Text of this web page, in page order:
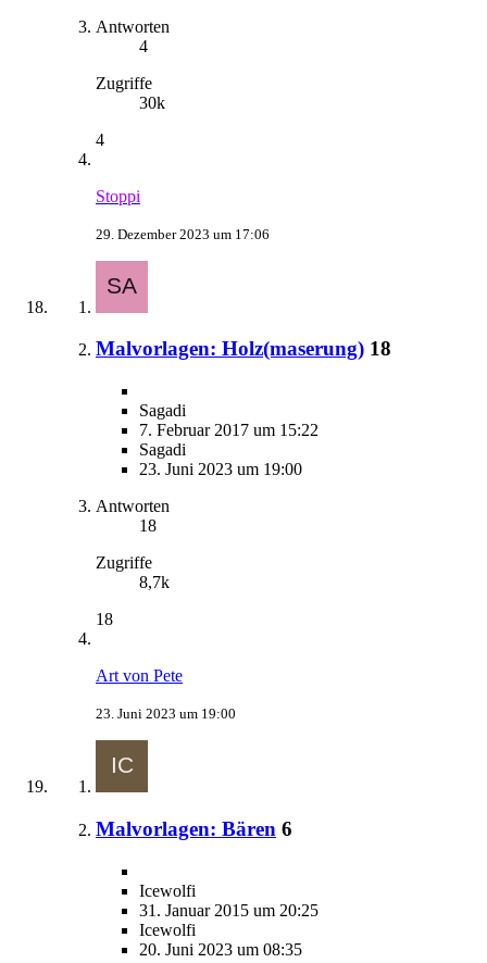
Antworten
4
Zugriffe
30k
4
Stoppi
29. Dezember 2023 um 17:06
Malvorlagen: Holz(maserung) 18
Sagadi
7. Februar 2017 um 15:22
Sagadi
23. Juni 2023 um 19:00
Antworten
18
Zugriffe
8,7k
18
Art von Pete
23. Juni 2023 um 19:00
Malvorlagen: Bären 6
Icewolfi
31. Januar 2015 um 20:25
Icewolfi
20. Juni 2023 um 08:35